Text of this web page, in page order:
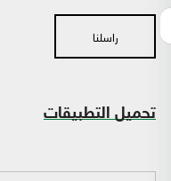
راسلنا
تحميل التطبيقات